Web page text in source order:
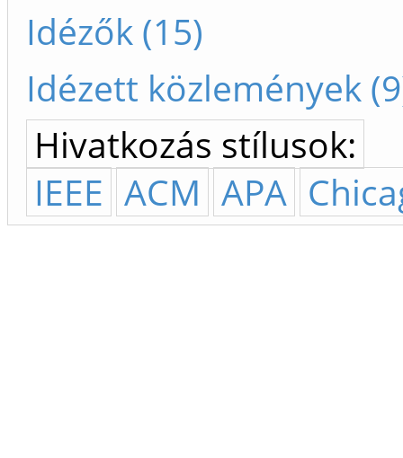
Idézők (15)
Idézett közlemények
Hivatkozás stílusok:
IEEE ACM APA